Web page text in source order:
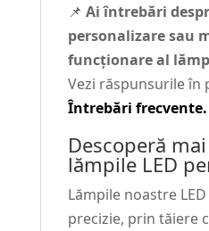
📌 Ai întrebări
personalizare sau
funcționare al
Vezi răspunsurile în
Întrebări frecvente.
Descoperă
lămpile LED
Lămpile noastre
precizie, prin tăiere